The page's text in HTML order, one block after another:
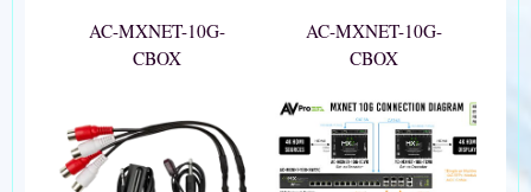
AC-MXNET-10G-
CBOX
AC-MXNET-10G-
CBOX